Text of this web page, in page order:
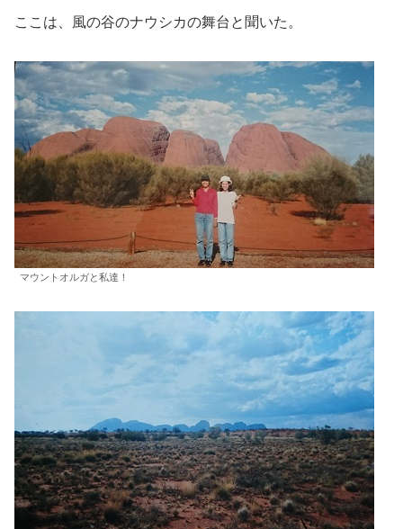
ここは、風の谷のナウシカの舞台と聞いた。
マウントオルガと私達！